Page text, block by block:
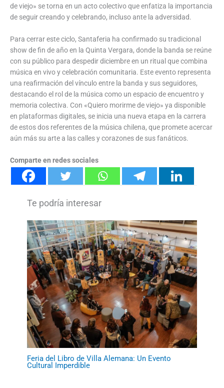
de viejo» se torna en un acto colectivo que enfatiza la importancia
de seguir creando y celebrando, incluso ante la adversidad.
Para cerrar este ciclo, Santaferia ha confirmado su tradicional
show de fin de año en la Quinta Vergara, donde la banda se reúne
con su público para despedir diciembre en un ritual que combina
música en vivo y celebración comunitaria. Este evento representa
una reafirmación del vínculo entre la banda y sus seguidores,
destacando el rol de la música como un espacio de encuentro y
memoria colectiva. Con «Quiero morirme de viejo» ya disponible
en plataformas digitales, se inicia una nueva etapa en la carrera
de estos dos referentes de la música chilena, que promete acercar
aún más su arte a las calles y corazones de sus fanáticos.
Comparte en redes sociales
Feria del Libro de Villa Alemana: Un Evento
Cultural Imperdible